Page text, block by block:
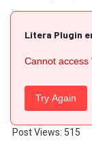
Litera Plugin
Cannot access
Try Again
Post Views: 515